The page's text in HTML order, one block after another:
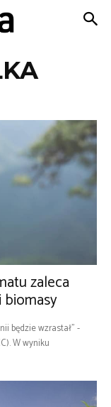
zaleca
biomasy
będzie wzrastał" -
W wyniku